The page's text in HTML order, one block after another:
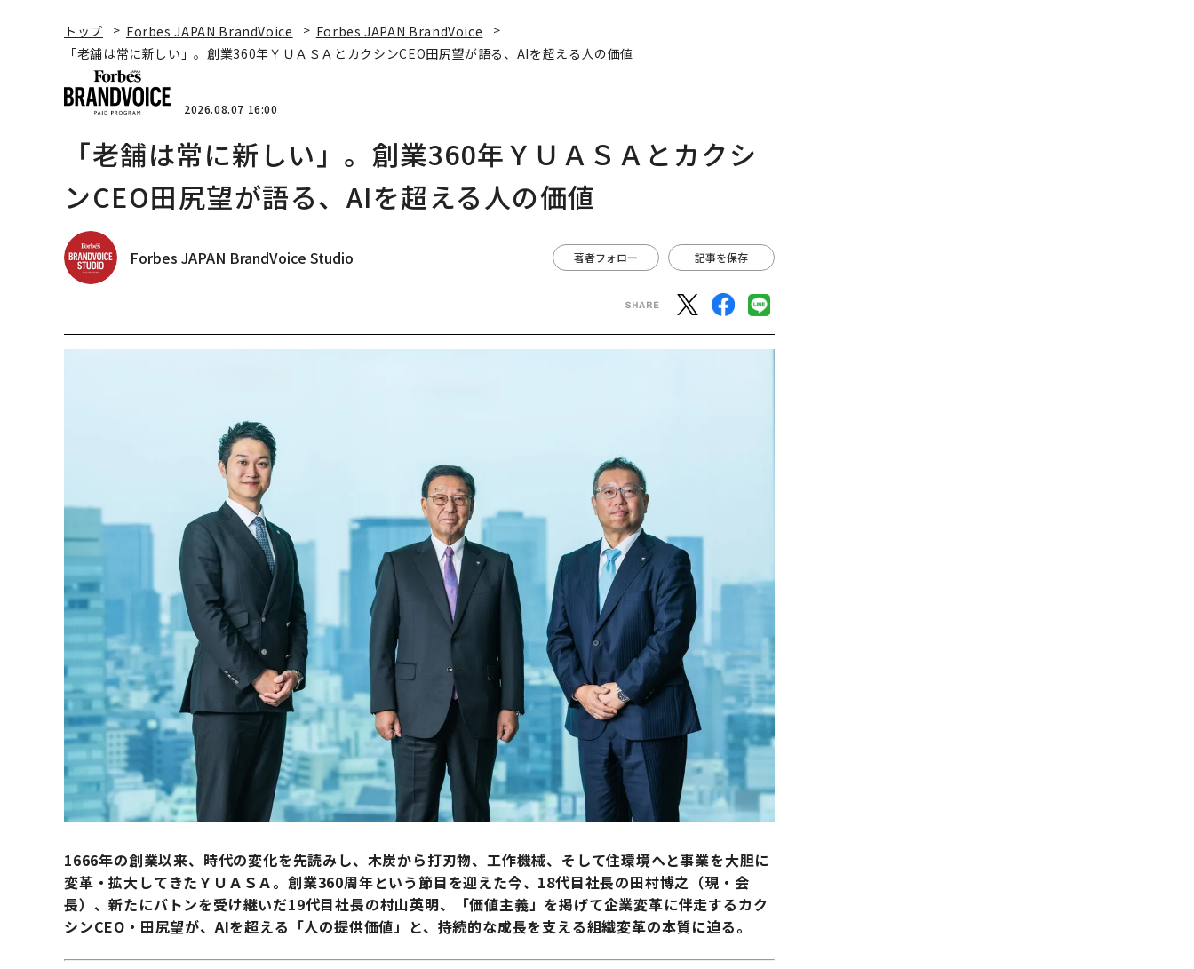
トップ Forbes JAPAN BrandVoice
Forbes JAPAN BrandVoice
「老舗は常に新しい」。創業360年ＹＵＡＳＡとカクシンCEO田尻望が語る、AIを超える人の価値
2026.08.07 16:00
「老舗は常に新しい」。創業360年ＹＵＡＳＡとカクシ
ンCEO田尻望が語る、AIを超える人の価値
Forbes JAPAN BrandVoice Studio 著者フォロー 記事を保存
1666年の創業以来、時代の変化を先読みし、木炭から打刃物、工作機械、そして住環境へと事業を大胆に
変革・拡大してきたＹＵＡＳＡ。創業360周年という節目を迎えた今、18代目社長の田村博之（現・会
長）、新たにバトンを受け継いだ19代目社長の村山英明、「価値主義」を掲げて企業変革に伴走するカク
シンCEO・田尻望が、AIを超える「人の提供価値」と、持続的な成長を支える組織変革の本質に迫る。